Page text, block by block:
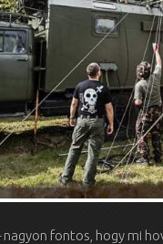
fontos, hogy mi